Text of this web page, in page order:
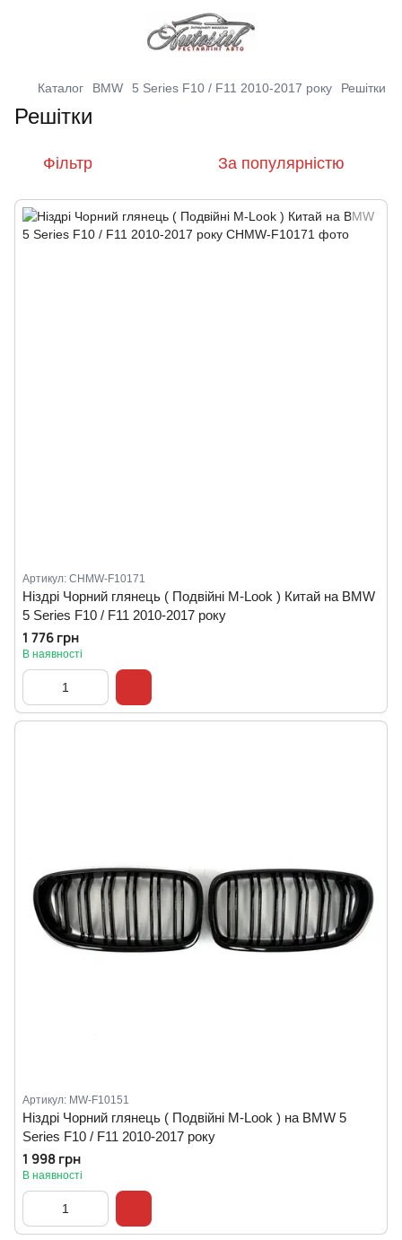
Каталог BMW 5 Series F10 / F11 2010-2017 року Решітки
Решітки
Фільтр За популярністю
Артикул: CHMW-F10171
Ніздрі Чорний глянець ( Подвійні M-Look ) Китай на BMW
5 Series F10 / F11 2010-2017 року
1 776 грн
В наявності
Артикул: MW-F10151
Ніздрі Чорний глянець ( Подвійні M-Look ) на BMW 5
Series F10 / F11 2010-2017 року
1 998 грн
В наявності